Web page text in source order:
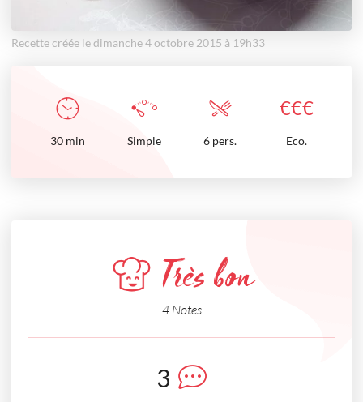
Recette créée le dimanche 4 octobre 2015 à 19h33
€€€
30 min Simple 6 pers. Eco.
Très bon
4 Notes
3